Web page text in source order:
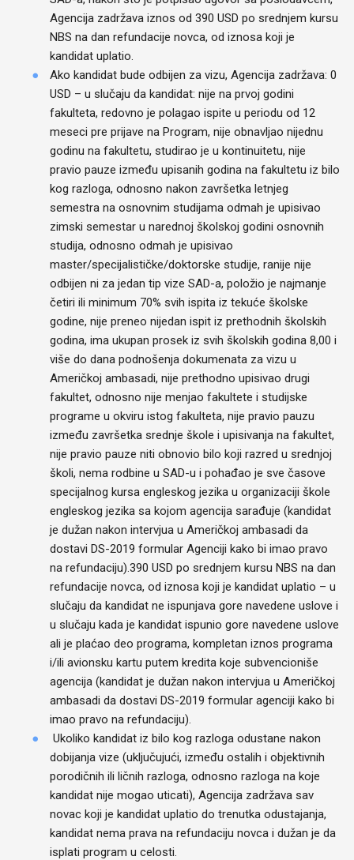
Agencija zadržava iznos od 390 USD po srednjem kursu
NBS na dan refundacije novca, od iznosa koji je
kandidat uplatio.
Ako kandidat bude odbijen za vizu, Agencija zadržava: 0
USD – u slučaju da kandidat: nije na prvoj godini
fakulteta, redovno je polagao ispite u periodu od 12
meseci pre prijave na Program, nije obnavljao nijednu
godinu na fakultetu, studirao je u kontinuitetu, nije
pravio pauze između upisanih godina na fakultetu iz bilo
kog razloga, odnosno nakon završetka letnjeg
semestra na osnovnim studijama odmah je upisivao
zimski semestar u narednoj školskoj godini osnovnih
studija, odnosno odmah je upisivao
master/specijalističke/doktorske studije, ranije nije
odbijen ni za jedan tip vize SAD-a, položio je najmanje
četiri ili minimum 70% svih ispita iz tekuće školske
godine, nije preneo nijedan ispit iz prethodnih školskih
godina, ima ukupan prosek iz svih školskih godina 8,00 i
više do dana podnošenja dokumenata za vizu u
Američkoj ambasadi, nije prethodno upisivao drugi
fakultet, odnosno nije menjao fakultete i studijske
programe u okviru istog fakulteta, nije pravio pauzu
između završetka srednje škole i upisivanja na fakultet,
nije pravio pauze niti obnovio bilo koji razred u srednjoj
školi, nema rodbine u SAD-u i pohađao je sve časove
specijalnog kursa engleskog jezika u organizaciji škole
engleskog jezika sa kojom agencija sarađuje (kandidat
je dužan nakon intervjua u Američkoj ambasadi da
dostavi DS-2019 formular Agenciji kako bi imao pravo
na refundaciju).390 USD po srednjem kursu NBS na dan
refundacije novca, od iznosa koji je kandidat uplatio – u
slučaju da kandidat ne ispunjava gore navedene uslove i
u slučaju kada je kandidat ispunio gore navedene uslove
ali je plaćao deo programa, kompletan iznos programa
i/ili avionsku kartu putem kredita koje subvencioniše
agencija (kandidat je dužan nakon intervjua u Američkoj
ambasadi da dostavi DS-2019 formular agenciji kako bi
imao pravo na refundaciju).
Ukoliko kandidat iz bilo kog razloga odustane nakon
dobijanja vize (uključujući, između ostalih i objektivnih
porodičnih ili ličnih razloga, odnosno razloga na koje
kandidat nije mogao uticati), Agencija zadržava sav
novac koji je kandidat uplatio do trenutka odustajanja,
kandidat nema prava na refundaciju novca i dužan je da
isplati program u celosti.